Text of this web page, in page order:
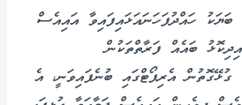
ހައްދުފަހަނައަޅައިފައިވާ އައިއެސް
ބައެއް ފަރާތްތަކުން
ގުޅޭގޮތުން އެރިޕޯޓްގައި ބުނެފައިވަނީ، އެ